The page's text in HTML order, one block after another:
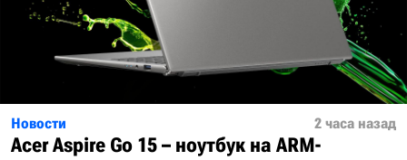
Новости 2 часа назад
Acer Aspire Go 15 – ноутбук на ARM-